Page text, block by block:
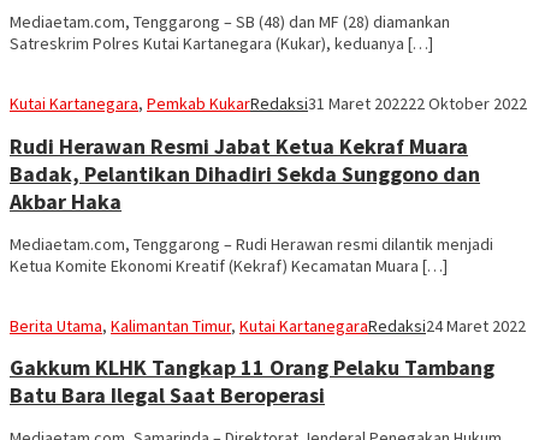
Mediaetam.com, Tenggarong – SB (48) dan MF (28) diamankan
Satreskrim Polres Kutai Kartanegara (Kukar), keduanya […]
Kutai Kartanegara, Pemkab KukarRedaksi31 Maret 202222 Oktober 2022
Rudi Herawan Resmi Jabat Ketua Kekraf Muara
Badak, Pelantikan Dihadiri Sekda Sunggono dan
Akbar Haka
Mediaetam.com, Tenggarong – Rudi Herawan resmi dilantik menjadi
Ketua Komite Ekonomi Kreatif (Kekraf) Kecamatan Muara […]
Berita Utama, Kalimantan Timur, Kutai KartanegaraRedaksi24 Maret 2022
Gakkum KLHK Tangkap 11 Orang Pelaku Tambang
Batu Bara Ilegal Saat Beroperasi